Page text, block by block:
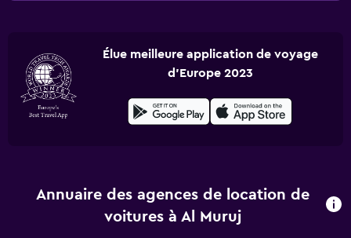
Élue meilleure application de voyage
d'Europe 2023
Annuaire des agences de location de
voitures à Al Muruj